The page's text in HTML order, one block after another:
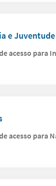
e Juventude
acesso para
acesso para